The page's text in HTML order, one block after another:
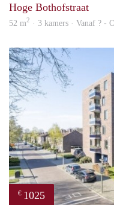
Hoge Bothofstraat
52 m2 · 3 kamers · Vanaf ? -
€ 1025